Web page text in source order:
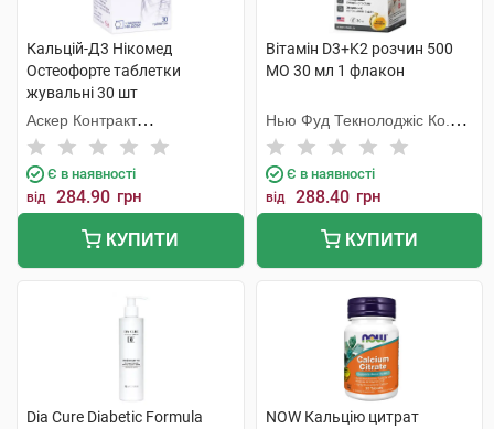
Кальцій-Д3 Нікомед
Остеофорте таблетки
жувальні 30 шт
Аскер Контракт
Мануфекчерінг АС
Є в наявності
від 284.90 грн
КУПИТИ
Вітамін D3+K2 розчин 500
МО 30 мл 1 флакон
Нью Фуд Текнолоджіс Ко.
Лтд
Є в наявності
від 288.40 грн
КУПИТИ
Dia Cure Diabetic Formula
NOW Кальцію цитрат